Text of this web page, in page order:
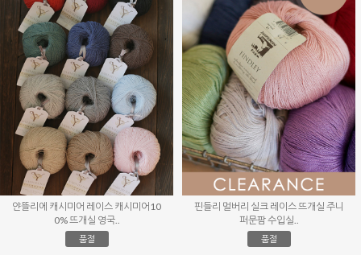
얀뜰리에 캐시미어 레이스 캐시미어10
0% 뜨개실 영국..
품절
핀들리 멀버리 실크 레이스 뜨개실 주니
퍼문팜 수입실..
품절